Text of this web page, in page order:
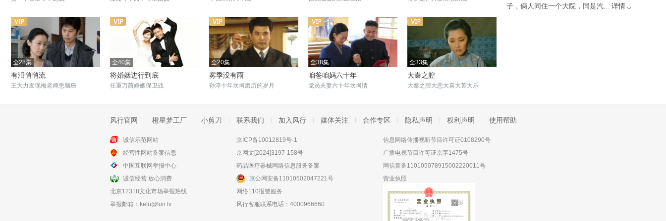
全28集
有泪悄悄流
王大力发现梅老师患脑癌
全40集
将婚姻进行到底
任重万茜婚姻保卫战
全20集
雾季没有雨
孙淳十年坎坷磨历的岁月
全38集
咱爸咱妈六十年
党员夫妻六十年坎坷情
全33集
大秦之腔
大秦之腔大悲大喜大苦大乐
全32集
向幸福前进
子，俩人同住一个大院，同是汽...
详情
风行官网 橙星梦工厂 小剪刀 联系我们 加入风行 媒体关注 合作专区 隐私声明 权利声明 使用帮助
诚信示范网站
经营性网站备案信息
中国互联网举报中心
诚信经营 放心消费
北京12318文化市场举报热线
举报邮箱： kefu@fun.tv
京ICP备10012819号-1
京网文[2024]3197-158号
药品医疗器械网络信息服务备案
京公网安备11010502047221号
网络110报警服务
风行客服联系电话：4000966660
信息网络传播视听节目许可证0108290号
广播电视节目许可证京字1475号
网信算备110105078915002220011号
营业执照